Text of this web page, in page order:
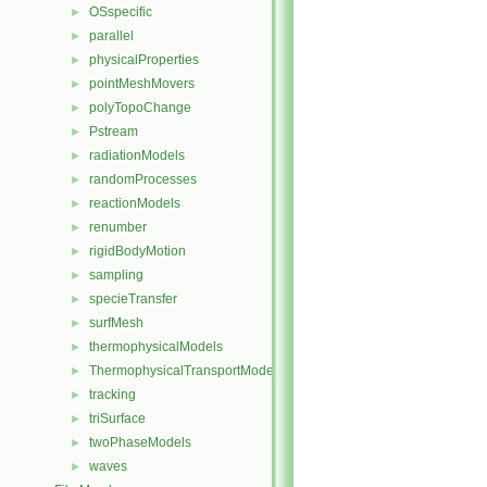
► OSspecific
► parallel
► physicalProperties
► pointMeshMovers
► polyTopoChange
► Pstream
► radiationModels
► randomProcesses
► reactionModels
► renumber
► rigidBodyMotion
► sampling
► specieTransfer
► surfMesh
► thermophysicalModels
► ThermophysicalTransportModels
► tracking
► triSurface
► twoPhaseModels
► waves